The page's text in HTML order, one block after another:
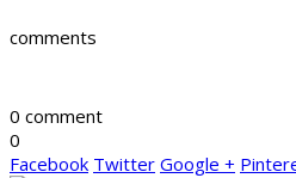
comments
0 comment
0
Facebook Twitter Google +